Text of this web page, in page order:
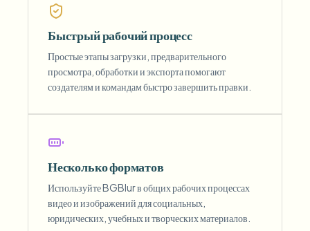
Быстрый рабочий процесс
Простые этапы загрузки, предварительного
просмотра, обработки и экспорта помогают
создателям и командам быстро завершить правки.
Несколько форматов
Используйте BGBlur в общих рабочих процессах
видео и изображений для социальных,
юридических, учебных и творческих материалов.